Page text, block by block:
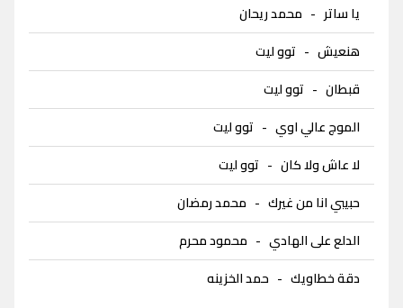
يا ساتر - محمد ريحان
هنعيش - توو ليت
قبطان - توو ليت
الموج عالي اوي - توو ليت
لا عاش ولا كان - توو ليت
حبيبي انا من غيرك - محمد رمضان
الدلع على الهادي - محمود محرم
دقة خطاويك - حمد الخزينه